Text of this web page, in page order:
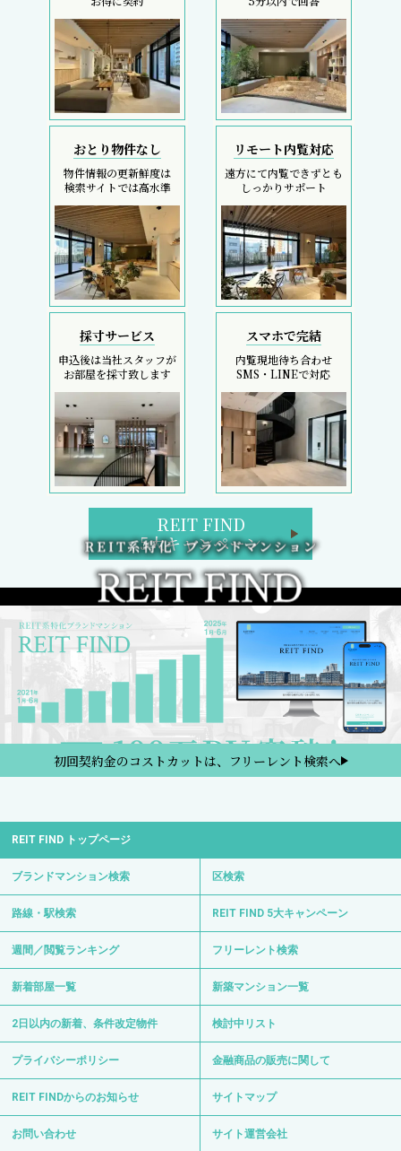
おとり物件なし
物件情報の更新鮮度は
検索サイトでは高水準
リモート内覧対応
遠方にて内覧できずとも
しっかりサポート
採寸サービス
申込後は当社スタッフが
お部屋を採寸致します
スマホで完結
内覧現地待ち合わせ
SMS・LINEで対応
REIT FIND
5大キャンペーン
初回契約金のコストカットは、フリーレント検索へ
REIT FIND トップページ
ブランドマンション検索 区検索
路線・駅検索 REIT FIND 5大キャンペーン
週間／閲覧ランキング フリーレント検索
新着部屋一覧 新築マンション一覧
2日以内の新着、条件改定物件 検討中リスト
プライバシーポリシー 金融商品の販売に関して
REIT FINDからのお知らせ サイトマップ
お問い合わせ サイト運営会社